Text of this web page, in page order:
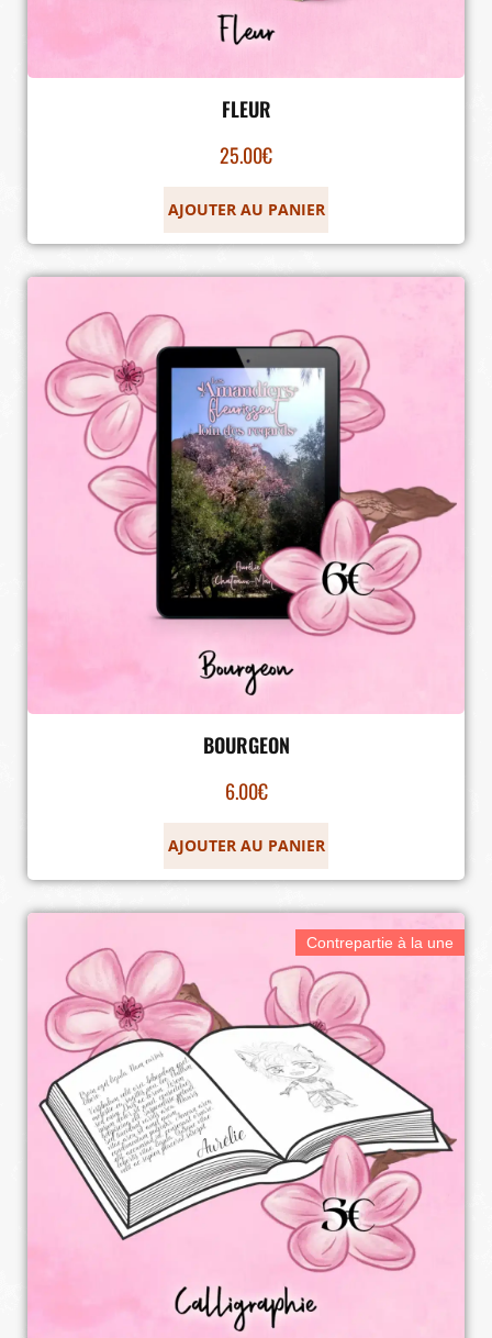
FLEUR
25.00€
AJOUTER AU PANIER
BOURGEON
6.00€
AJOUTER AU PANIER
Contrepartie à la une